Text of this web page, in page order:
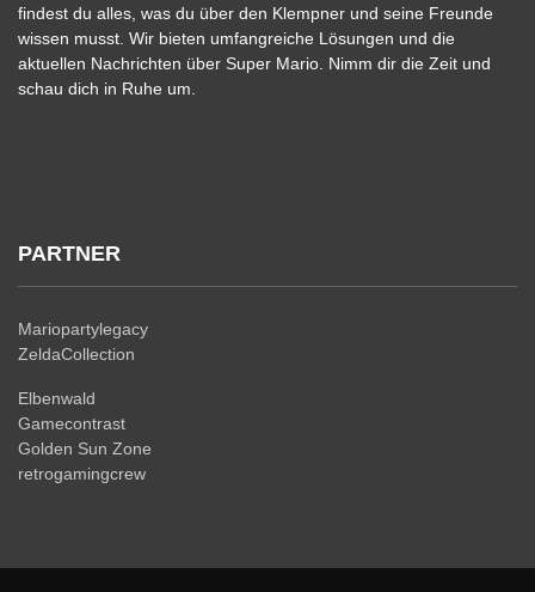
findest du alles, was du über den Klempner und seine Freunde
wissen musst. Wir bieten umfangreiche Lösungen und die
aktuellen Nachrichten über Super Mario. Nimm dir die Zeit und
schau dich in Ruhe um.
PARTNER
Mariopartylegacy
ZeldaCollection
Elbenwald
Gamecontrast
Golden Sun Zone
retrogamingcrew